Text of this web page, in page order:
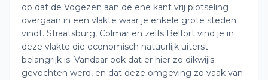
op dat de Vogezen aan de ene kant vrij plotseling
overgaan in een vlakte waar je enkele grote steden
vindt. Straatsburg, Colmar en zelfs Belfort vind je in
deze vlakte die economisch natuurlijk uiterst
belangrijk is. Vandaar ook dat er hier zo dikwijls
gevochten werd, en dat deze omgeving zo vaak van